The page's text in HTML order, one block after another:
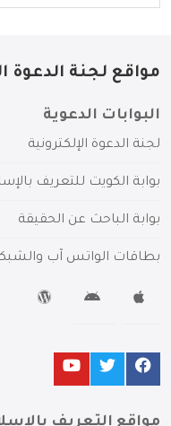
مواقع لجنة الدعوة
البوابات الدعوية
لجنة الدعوة الإلكترونية
بوابة الكويت للتعريف
بوابة الباحث عن الحقيقة
بطاقات الواتس آب
مواقع التعريف